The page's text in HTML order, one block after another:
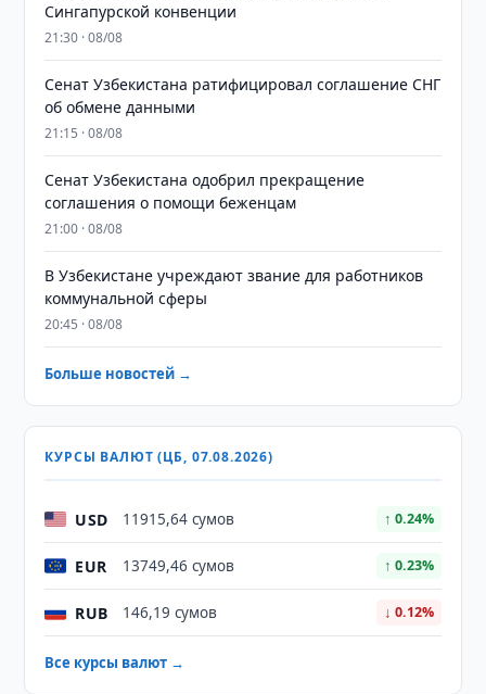
Сингапурской конвенции
21:30 · 08/08
Сенат Узбекистана ратифицировал соглашение СНГ
об обмене данными
21:15 · 08/08
Сенат Узбекистана одобрил прекращение
соглашения о помощи беженцам
21:00 · 08/08
В Узбекистане учреждают звание для работников
коммунальной сферы
20:45 · 08/08
Больше новостей →
КУРСЫ ВАЛЮТ (ЦБ, 07.08.2026)
USD 11915,64 сумов ↑ 0.24%
EUR 13749,46 сумов ↑ 0.23%
RUB 146,19 сумов ↓ 0.12%
Все курсы валют →